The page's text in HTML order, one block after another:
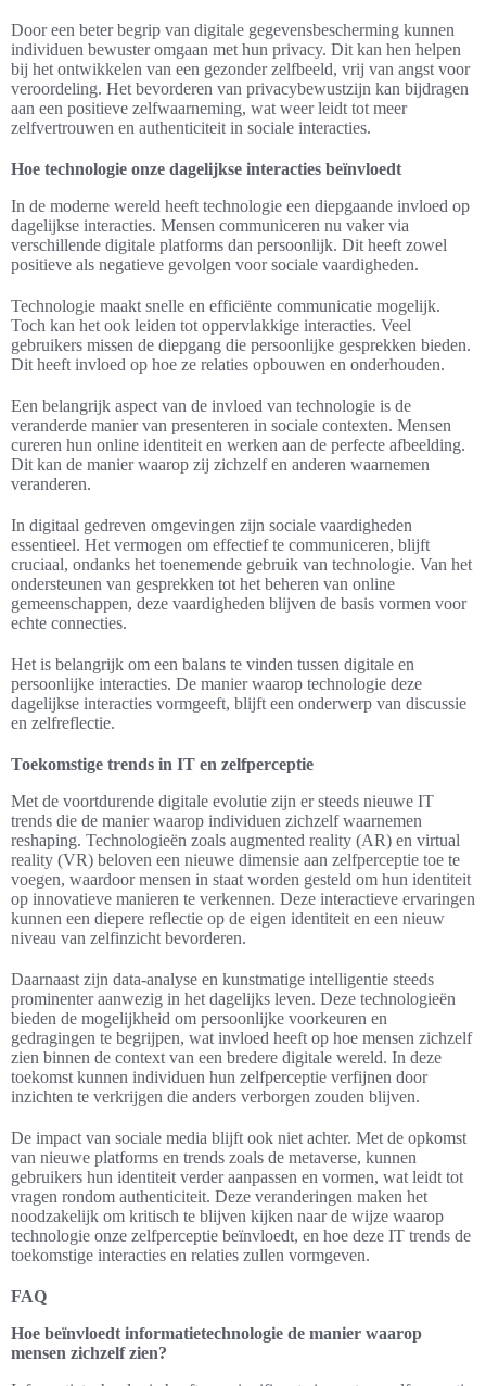
Door een beter begrip van digitale gegevensbescherming kunnen
individuen bewuster omgaan met hun privacy. Dit kan hen helpen
bij het ontwikkelen van een gezonder zelfbeeld, vrij van angst voor
veroordeling. Het bevorderen van privacybewustzijn kan bijdragen
aan een positieve zelfwaarneming, wat weer leidt tot meer
zelfvertrouwen en authenticiteit in sociale interacties.
Hoe technologie onze dagelijkse interacties beïnvloedt
In de moderne wereld heeft technologie een diepgaande invloed op
dagelijkse interacties. Mensen communiceren nu vaker via
verschillende digitale platforms dan persoonlijk. Dit heeft zowel
positieve als negatieve gevolgen voor sociale vaardigheden.
Technologie maakt snelle en efficiënte communicatie mogelijk.
Toch kan het ook leiden tot oppervlakkige interacties. Veel
gebruikers missen de diepgang die persoonlijke gesprekken bieden.
Dit heeft invloed op hoe ze relaties opbouwen en onderhouden.
Een belangrijk aspect van de invloed van technologie is de
veranderde manier van presenteren in sociale contexten. Mensen
cureren hun online identiteit en werken aan de perfecte afbeelding.
Dit kan de manier waarop zij zichzelf en anderen waarnemen
veranderen.
In digitaal gedreven omgevingen zijn sociale vaardigheden
essentieel. Het vermogen om effectief te communiceren, blijft
cruciaal, ondanks het toenemende gebruik van technologie. Van het
ondersteunen van gesprekken tot het beheren van online
gemeenschappen, deze vaardigheden blijven de basis vormen voor
echte connecties.
Het is belangrijk om een balans te vinden tussen digitale en
persoonlijke interacties. De manier waarop technologie deze
dagelijkse interacties vormgeeft, blijft een onderwerp van discussie
en zelfreflectie.
Toekomstige trends in IT en zelfperceptie
Met de voortdurende digitale evolutie zijn er steeds nieuwe IT
trends die de manier waarop individuen zichzelf waarnemen
reshaping. Technologieën zoals augmented reality (AR) en virtual
reality (VR) beloven een nieuwe dimensie aan zelfperceptie toe te
voegen, waardoor mensen in staat worden gesteld om hun identiteit
op innovatieve manieren te verkennen. Deze interactieve ervaringen
kunnen een diepere reflectie op de eigen identiteit en een nieuw
niveau van zelfinzicht bevorderen.
Daarnaast zijn data-analyse en kunstmatige intelligentie steeds
prominenter aanwezig in het dagelijks leven. Deze technologieën
bieden de mogelijkheid om persoonlijke voorkeuren en
gedragingen te begrijpen, wat invloed heeft op hoe mensen zichzelf
zien binnen de context van een bredere digitale wereld. In deze
toekomst kunnen individuen hun zelfperceptie verfijnen door
inzichten te verkrijgen die anders verborgen zouden blijven.
De impact van sociale media blijft ook niet achter. Met de opkomst
van nieuwe platforms en trends zoals de metaverse, kunnen
gebruikers hun identiteit verder aanpassen en vormen, wat leidt tot
vragen rondom authenticiteit. Deze veranderingen maken het
noodzakelijk om kritisch te blijven kijken naar de wijze waarop
technologie onze zelfperceptie beïnvloedt, en hoe deze IT trends de
toekomstige interacties en relaties zullen vormgeven.
FAQ
Hoe beïnvloedt informatietechnologie de manier waarop
mensen zichzelf zien?